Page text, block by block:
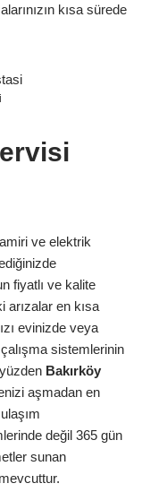
kısa sürede
ve elektrik
fiyatlı ve kalite
arızalar en kısa
evinizde veya
sistemlerinin
Bakırköy
aşmadan en
değil 365 gün
sunan